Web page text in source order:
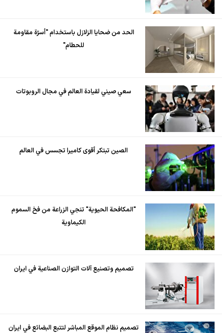
الحد من ضحايا الزلازل باستخدام "أسرّة مقاومة
للحطام"
سعي صيني لقيادة العالم في مجال الروبوتات
الصين تبتكر أقوى كاميرا تجسس في العالم
"المكافحة الحيوية" تنجي الزراعة من فخ السموم
الكيماوية
تصميم وتصنيع آلات التوازن الصناعية في ايران
تصميم نظام الموقع المباشر لتتبع البضائع في ايران